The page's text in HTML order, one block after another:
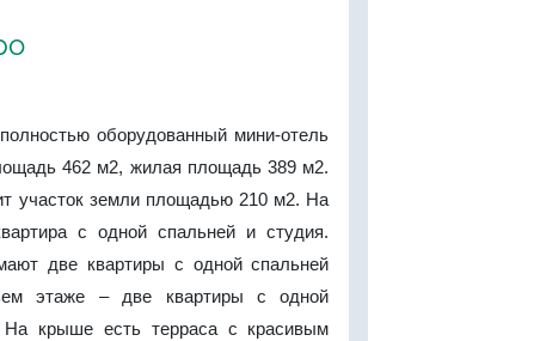
оборудованный мини-отель
462 м2, жилая площадь 389 м2.
участок земли площадью 210 м2. На
с одной спальней и студия.
две квартиры с одной спальней
этаже – две квартиры с одной
На крыше есть терраса с красивым